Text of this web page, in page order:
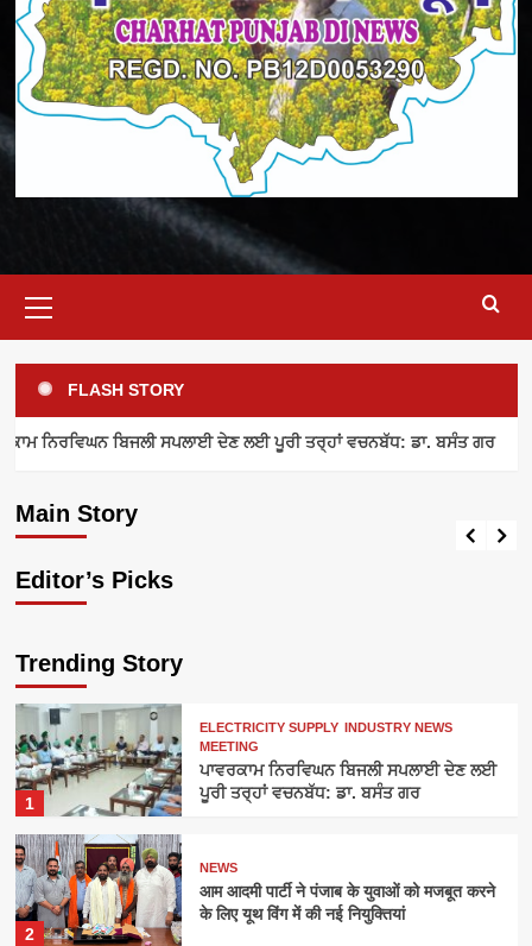
Menu
FLASH STORY
ਨਿਰਵਿਘਨ ਬਿਜਲੀ ਸਪਲਾਈ ਦੇਣ ਲਈ ਪੂਰੀ ਤਰ੍ਹਾਂ ਵਚਨਬੱਧ: ਡਾ. ਬਸੰਤ ਗਰ
Main Story
ELECTRICITY SUPPLY INDUSTRY NEWS MEETING
admin August 8, 2026
Editor’s Picks
Trending Story
1
ELECTRICITY SUPPLY INDUSTRY NEWS
MEETING
ਪਾਵਰਕਾਮ ਨਿਰਵਿਘਨ ਬਿਜਲੀ ਸਪਲਾਈ ਦੇਣ ਲਈ
ਪੂਰੀ ਤਰ੍ਹਾਂ ਵਚਨਬੱਧ: ਡਾ. ਬਸੰਤ ਗਰ
2
NEWS
आम आदमी पार्टी ने पंजाब के युवाओं को मजबूत करने
के लिए यूथ विंग में की नई नियुक्तियां